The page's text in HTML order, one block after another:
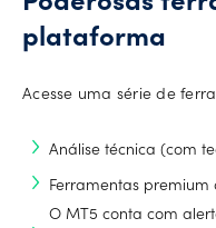
plataforma
Acesse uma série de
Análise técnica (com
Ferramentas
O MT5 conta com